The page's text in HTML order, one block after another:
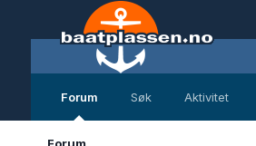
Forum Søk Aktivitet